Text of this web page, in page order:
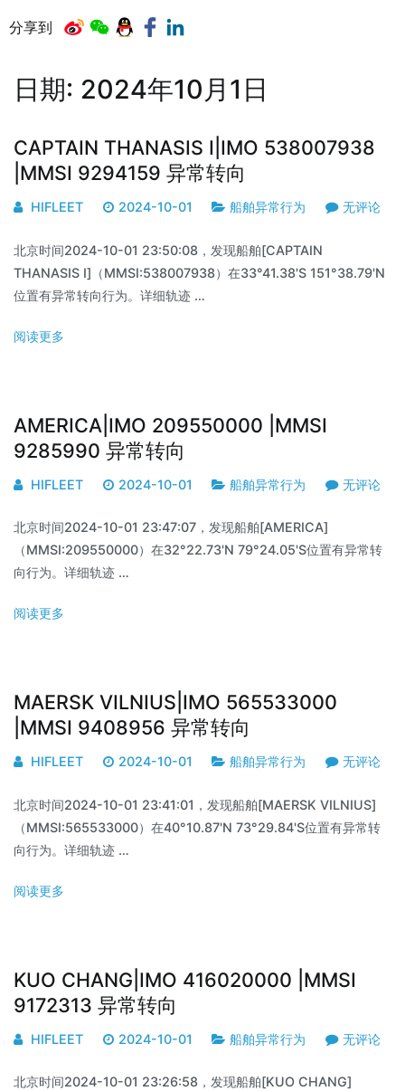
分享到
日期: 2024年10月1日
CAPTAIN THANASIS I|IMO 538007938
|MMSI 9294159 异常转向
HIFLEET 2024-10-01 船舶异常行为 无评论
北京时间2024-10-01 23:50:08，发现船舶[CAPTAIN
THANASIS I]（MMSI:538007938）在33°41.38'S 151°38.79'N
位置有异常转向行为。详细轨迹 …
阅读更多
AMERICA|IMO 209550000 |MMSI
9285990 异常转向
HIFLEET 2024-10-01 船舶异常行为 无评论
北京时间2024-10-01 23:47:07，发现船舶[AMERICA]
（MMSI:209550000）在32°22.73'N 79°24.05'S位置有异常转
向行为。详细轨迹 …
阅读更多
MAERSK VILNIUS|IMO 565533000
|MMSI 9408956 异常转向
HIFLEET 2024-10-01 船舶异常行为 无评论
北京时间2024-10-01 23:41:01，发现船舶[MAERSK VILNIUS]
（MMSI:565533000）在40°10.87'N 73°29.84'S位置有异常转
向行为。详细轨迹 …
阅读更多
KUO CHANG|IMO 416020000 |MMSI
9172313 异常转向
HIFLEET 2024-10-01 船舶异常行为 无评论
北京时间2024-10-01 23:26:58，发现船舶[KUO CHANG]